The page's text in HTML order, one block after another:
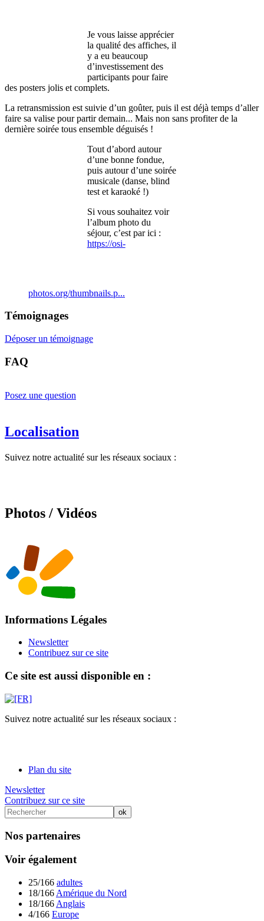
Je vous laisse apprécier
la qualité des affiches, il
y a eu beaucoup
d’investissement des
participants pour faire
des posters jolis et complets.
La retransmission est suivie d’un goûter, puis il est déjà temps d’aller
faire sa valise pour partir demain... Mais non sans profiter de la
dernière soirée tous ensemble déguisés !
Tout d’abord autour
d’une bonne fondue,
puis autour d’une soirée
musicale (danse, blind
test et karaoké !)
Si vous souhaitez voir
l’album photo du
séjour, c’est par ici :
https://osi-
photos.org/thumbnails.p...
Témoignages
Déposer un témoignage
FAQ
Posez une question
Localisation
Suivez notre actualité sur les réseaux sociaux :
Photos / Vidéos
Informations Légales
Newsletter
Contribuez sur ce site
Ce site est aussi disponible en :
Suivez notre actualité sur les réseaux sociaux :
Plan du site
Newsletter
Contribuez sur ce site
Nos partenaires
Voir également
25/166 adultes
18/166 Amérique du Nord
18/166 Anglais
4/166 Europe